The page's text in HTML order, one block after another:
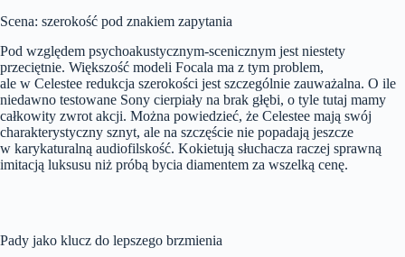
Scena: szerokość pod znakiem zapytania
Pod względem psychoakustycznym-scenicznym jest niestety
przeciętnie. Większość modeli Focala ma z tym problem,
ale w Celestee redukcja szerokości jest szczególnie zauważalna. O ile
niedawno testowane Sony cierpiały na brak głębi, o tyle tutaj mamy
całkowity zwrot akcji. Można powiedzieć, że Celestee mają swój
charakterystyczny sznyt, ale na szczęście nie popadają jeszcze
w karykaturalną audiofilskość. Kokietują słuchacza raczej sprawną
imitacją luksusu niż próbą bycia diamentem za wszelką cenę.
Pady jako klucz do lepszego brzmienia